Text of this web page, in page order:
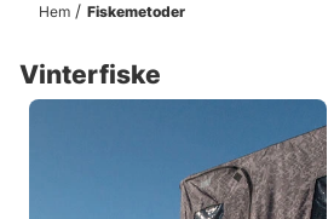
Hem Fiskemetoder
Vinterfiske